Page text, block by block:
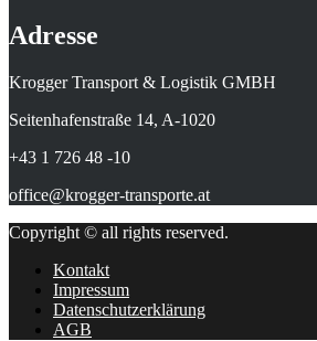
Adresse
Krogger Transport & Logistik GMBH
Seitenhafenstraße 14, A-1020
+43 1 726 48 -10
office@krogger-transporte.at
Copyright © all rights reserved.
Kontakt
Impressum
Datenschutzerklärung
AGB